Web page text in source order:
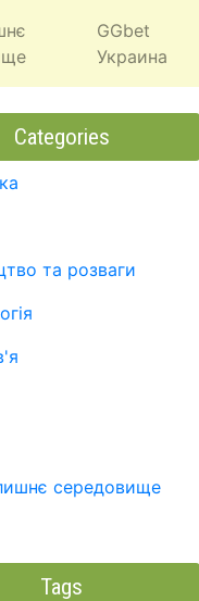
GGbet
Украина
Categories
та розваги
середовище
Tags